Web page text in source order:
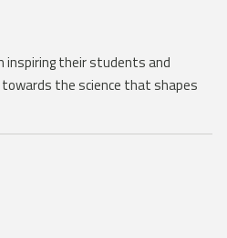
inspiring their students and
the science that shapes